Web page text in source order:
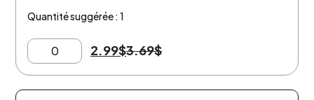
Quantité suggérée : 1
2.99$3.69$